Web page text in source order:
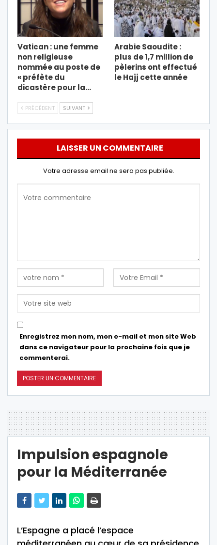
Vatican : une femme
non religieuse
nommée au poste de
« préfète du
dicastère pour la…
Arabie Saoudite :
plus de 1,7 million de
pèlerins ont effectué
le Hajj cette année
PRÉCÉDENT SUIVANT
LAISSER UN COMMENTAIRE
Votre adresse email ne sera pas publiée.
Enregistrez mon nom, mon e-mail et mon site Web
dans ce navigateur pour la prochaine fois que je
commenterai.
Impulsion espagnole
pour la Méditerranée
L’Espagne a placé l’espace